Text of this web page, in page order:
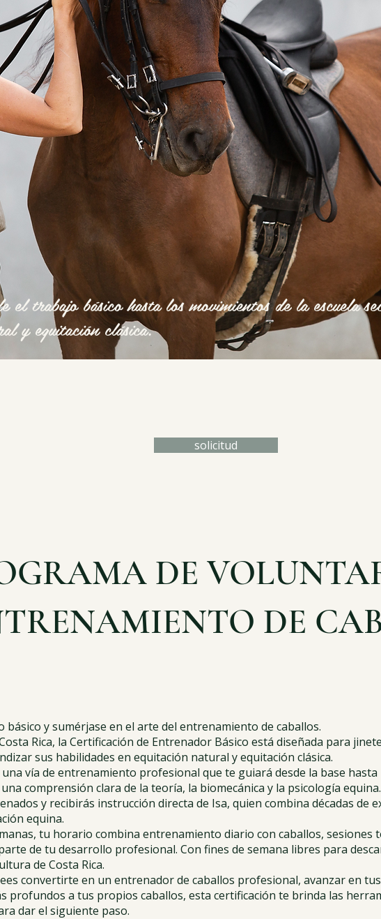
el trabajo básico hasta los movimientos de la escuela
y equitación clásica.
solicitud
DE
DE
básico y sumérjase en el arte del entrenamiento de caballos.
Rica, la Certificación de Entrenador Básico está diseñada para
sus habilidades en equitación natural y equitación clásica.
vía de entrenamiento profesional que te guiará desde la base hasta
comprensión clara de la teoría, la biomecánica y la psicología
y recibirás instrucción directa de Isa, quien combina décadas de
equina.
tu horario combina entrenamiento diario con caballos, sesiones
de tu desarrollo profesional. Con fines de semana libres para
de Costa Rica.
convertirte en un entrenador de caballos profesional, avanzar en
profundos a tus propios caballos, esta certificación te brinda las
dar el siguiente paso.